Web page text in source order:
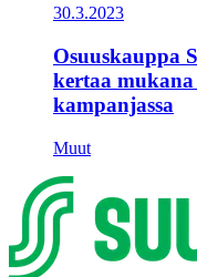
30.3.2023
Osuuskauppa
kertaa
kampanjassa
Muut